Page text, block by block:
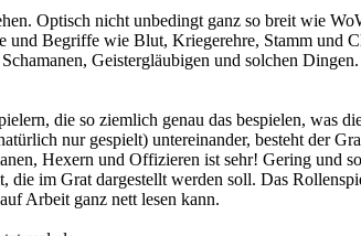
Optisch nicht unbedingt ganz so breit wie
Begriffe wie Blut, Kriegerehre, Stamm und
Geistergläubigen und solchen
die so ziemlich genau das bespielen, was
nur gespielt) untereinander, besteht der
Hexern und Offizieren ist sehr! Gering und
im Grat dargestellt werden soll. Das
Arbeit ganz nett lesen kann.